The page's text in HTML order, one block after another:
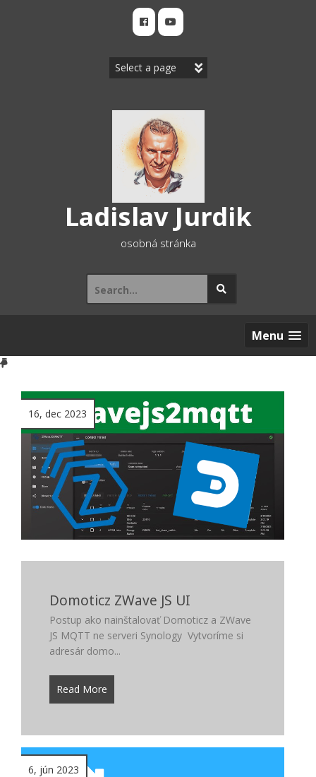
Ladislav Jurdik
osobná stránka
Search
for:
Menu
16, dec 2023
Domoticz ZWave JS UI
Postup ako nainštalovať Domoticz a ZWave
JS MQTT ne serveri Synology Vytvoríme si
adresár domo...
Read More
6, jún 2023